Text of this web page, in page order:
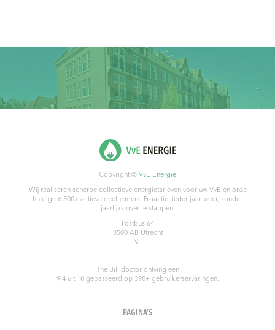
Copyright © VvE Energie
Wij realiseren scherpe collectieve energietarieven voor uw VvE en onze
huidige 6.500+ actieve deelnemers. Proactief ieder jaar weer, zonder
jaarlijks over te stappen.
Postbus 64
3500 AB Utrecht
NL
The Bill doctorontving een
9.4uit 10gebasseerd op 390+ gebruikerservaringen.
PAGINA’S